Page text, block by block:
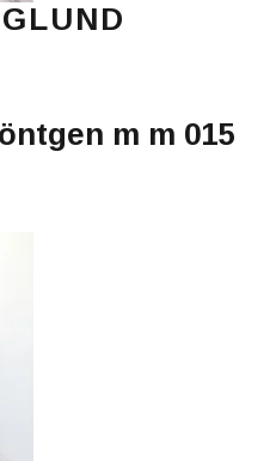
m m 015